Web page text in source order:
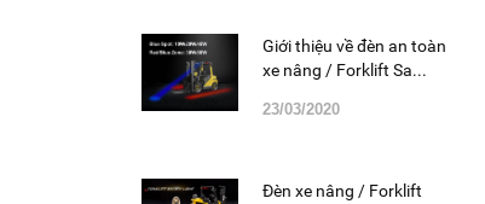
Giới thiệu về đèn an toàn
xe nâng / Forklift Sa...
23/03/2020
Đèn xe nâng / Forklift